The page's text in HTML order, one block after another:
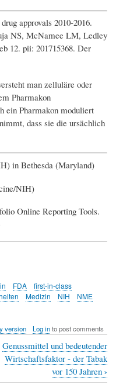
approvals 2010-2016.
NS, McNamee LM, Ledley
12. pii: 201715368. Der
man zelluläre oder
Pharmakon
ein Pharmakon moduliert
dass sie die ursächlich
in Bethesda (Maryland)
NIH)
Online Reporting Tools.
FDA
first-in-class
Medizin NIH
NME
version Log into post comments
Genussmittel und bedeutender
Wirtschaftsfaktor - der Tabak
vor 150 Jahren ›